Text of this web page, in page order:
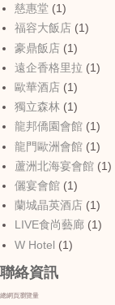
慈惠堂 (1)
福容大飯店 (1)
豪鼎飯店 (1)
遠企香格里拉 (1)
歐華酒店 (1)
獨立森林 (1)
龍邦僑園會館 (1)
龍門歐洲會館 (1)
蘆洲北海宴會館 (1)
儷宴會館 (1)
蘭城晶英酒店 (1)
LIVE食尚藝廊 (1)
W Hotel (1)
聯絡資訊
總網頁瀏覽量